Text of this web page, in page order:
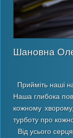
Шановна
Прийміть наші
Наша глибока
кожному
турботу про
Від усього